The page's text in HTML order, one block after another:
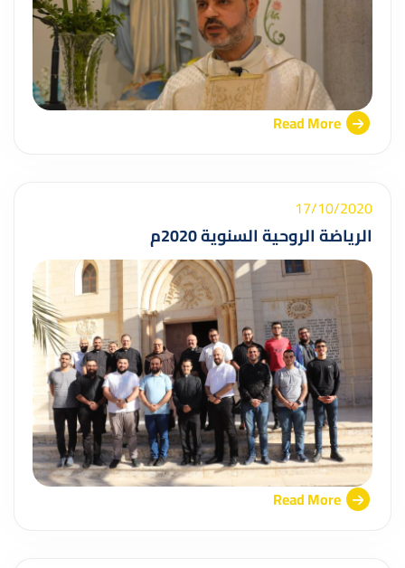
Read More
17/10/2020
الرياضة الروحية السنوية 2020م
Read More